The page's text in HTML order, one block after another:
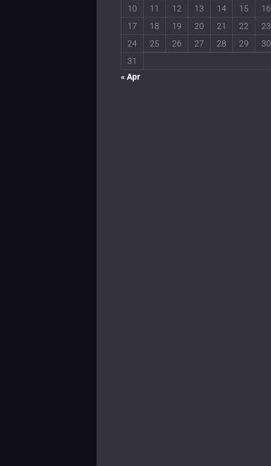
10
11 12 13 14 15
16
17
18 19 20 21 22
23
24
25 26 27 28 29
30
31
« Apr